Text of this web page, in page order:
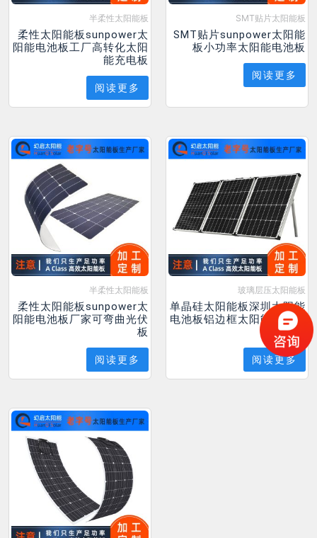
半柔性太阳能板
柔性太阳能板sunpower太
阳能电池板工厂高转化太阳
能充电板
阅读更多
SMT贴片太阳能板
SMT贴片sunpower太阳能
板小功率太阳能电池板
阅读更多
半柔性太阳能板
柔性太阳能板sunpower太
阳能电池板厂家可弯曲光伏
板
阅读更多
玻璃层压太阳能板
单晶硅太阳能板深圳太阳能
电池板铝边框太阳能充电板
工厂
阅读更多